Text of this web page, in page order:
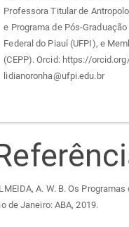
Professora Titular de
e Programa de Pós-
Federal do Piauí (UFPI), e
(CEPP). Orcid: https://
lidianoronha@ufpi.edu.br
A. W. B. Os
de Janeiro: ABA, 2019.